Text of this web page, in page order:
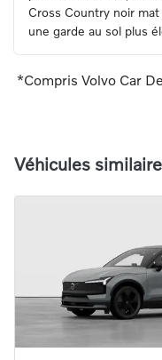
Cross Country noir
une garde au sol plus
*Compris Volvo Car
Véhicules